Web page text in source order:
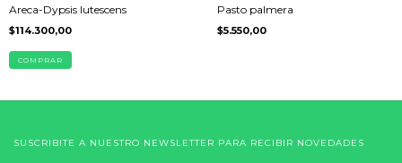
Areca-Dypsis lutescens
$114.300,00
COMPRAR
Pasto palmera
$5.550,00
SUSCRIBITE A NUESTRO NEWSLETTER PARA RECIBIR NOVEDADES